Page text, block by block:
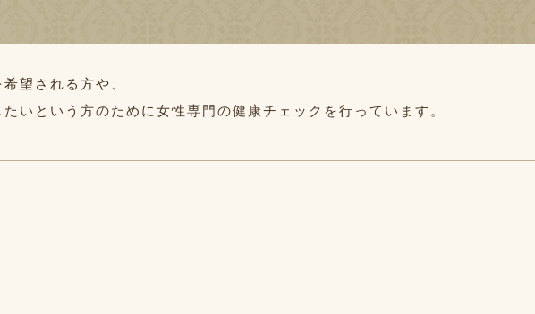
望される方や、
いという方のために女性専門の健康チェックを行っています。